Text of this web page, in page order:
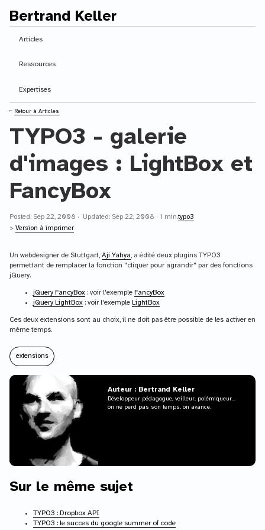
Contenu principal
Bertrand Keller
Articles
Ressources
Expertises
⭠ Retour à Articles
TYPO3 - galerie
d'images : LightBox et
FancyBox
Posted: Sep 22, 2008 · Updated: Sep 22, 2008 · 1 min.typo3
> Version à imprimer
Un webdesigner de Stuttgart, Aji Yahya, a édité deux plugins TYPO3
permettant de remplacer la fonction "cliquer pour agrandir" par des fonctions
jQuery.
jQuery FancyBox : voir l'exemple FancyBox
jQuery LightBox : voir l'exemple LightBox
Ces deux extensions sont au choix, il ne doit pas être possible de les activer en
même temps.
extensions
Auteur : Bertrand Keller
Développeur pédagogue, veilleur, polémiqueur...
on ne perd pas son temps, on avance.
Sur le même sujet
TYPO3 : Dropbox API
TYPO3 : le succes du google summer of code